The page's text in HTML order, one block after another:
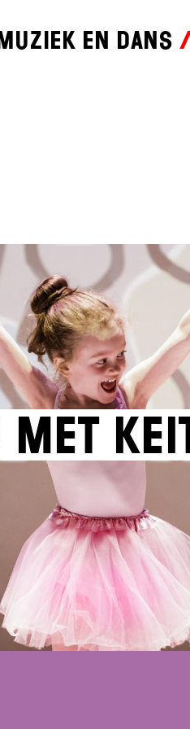
Muziek en dans
met